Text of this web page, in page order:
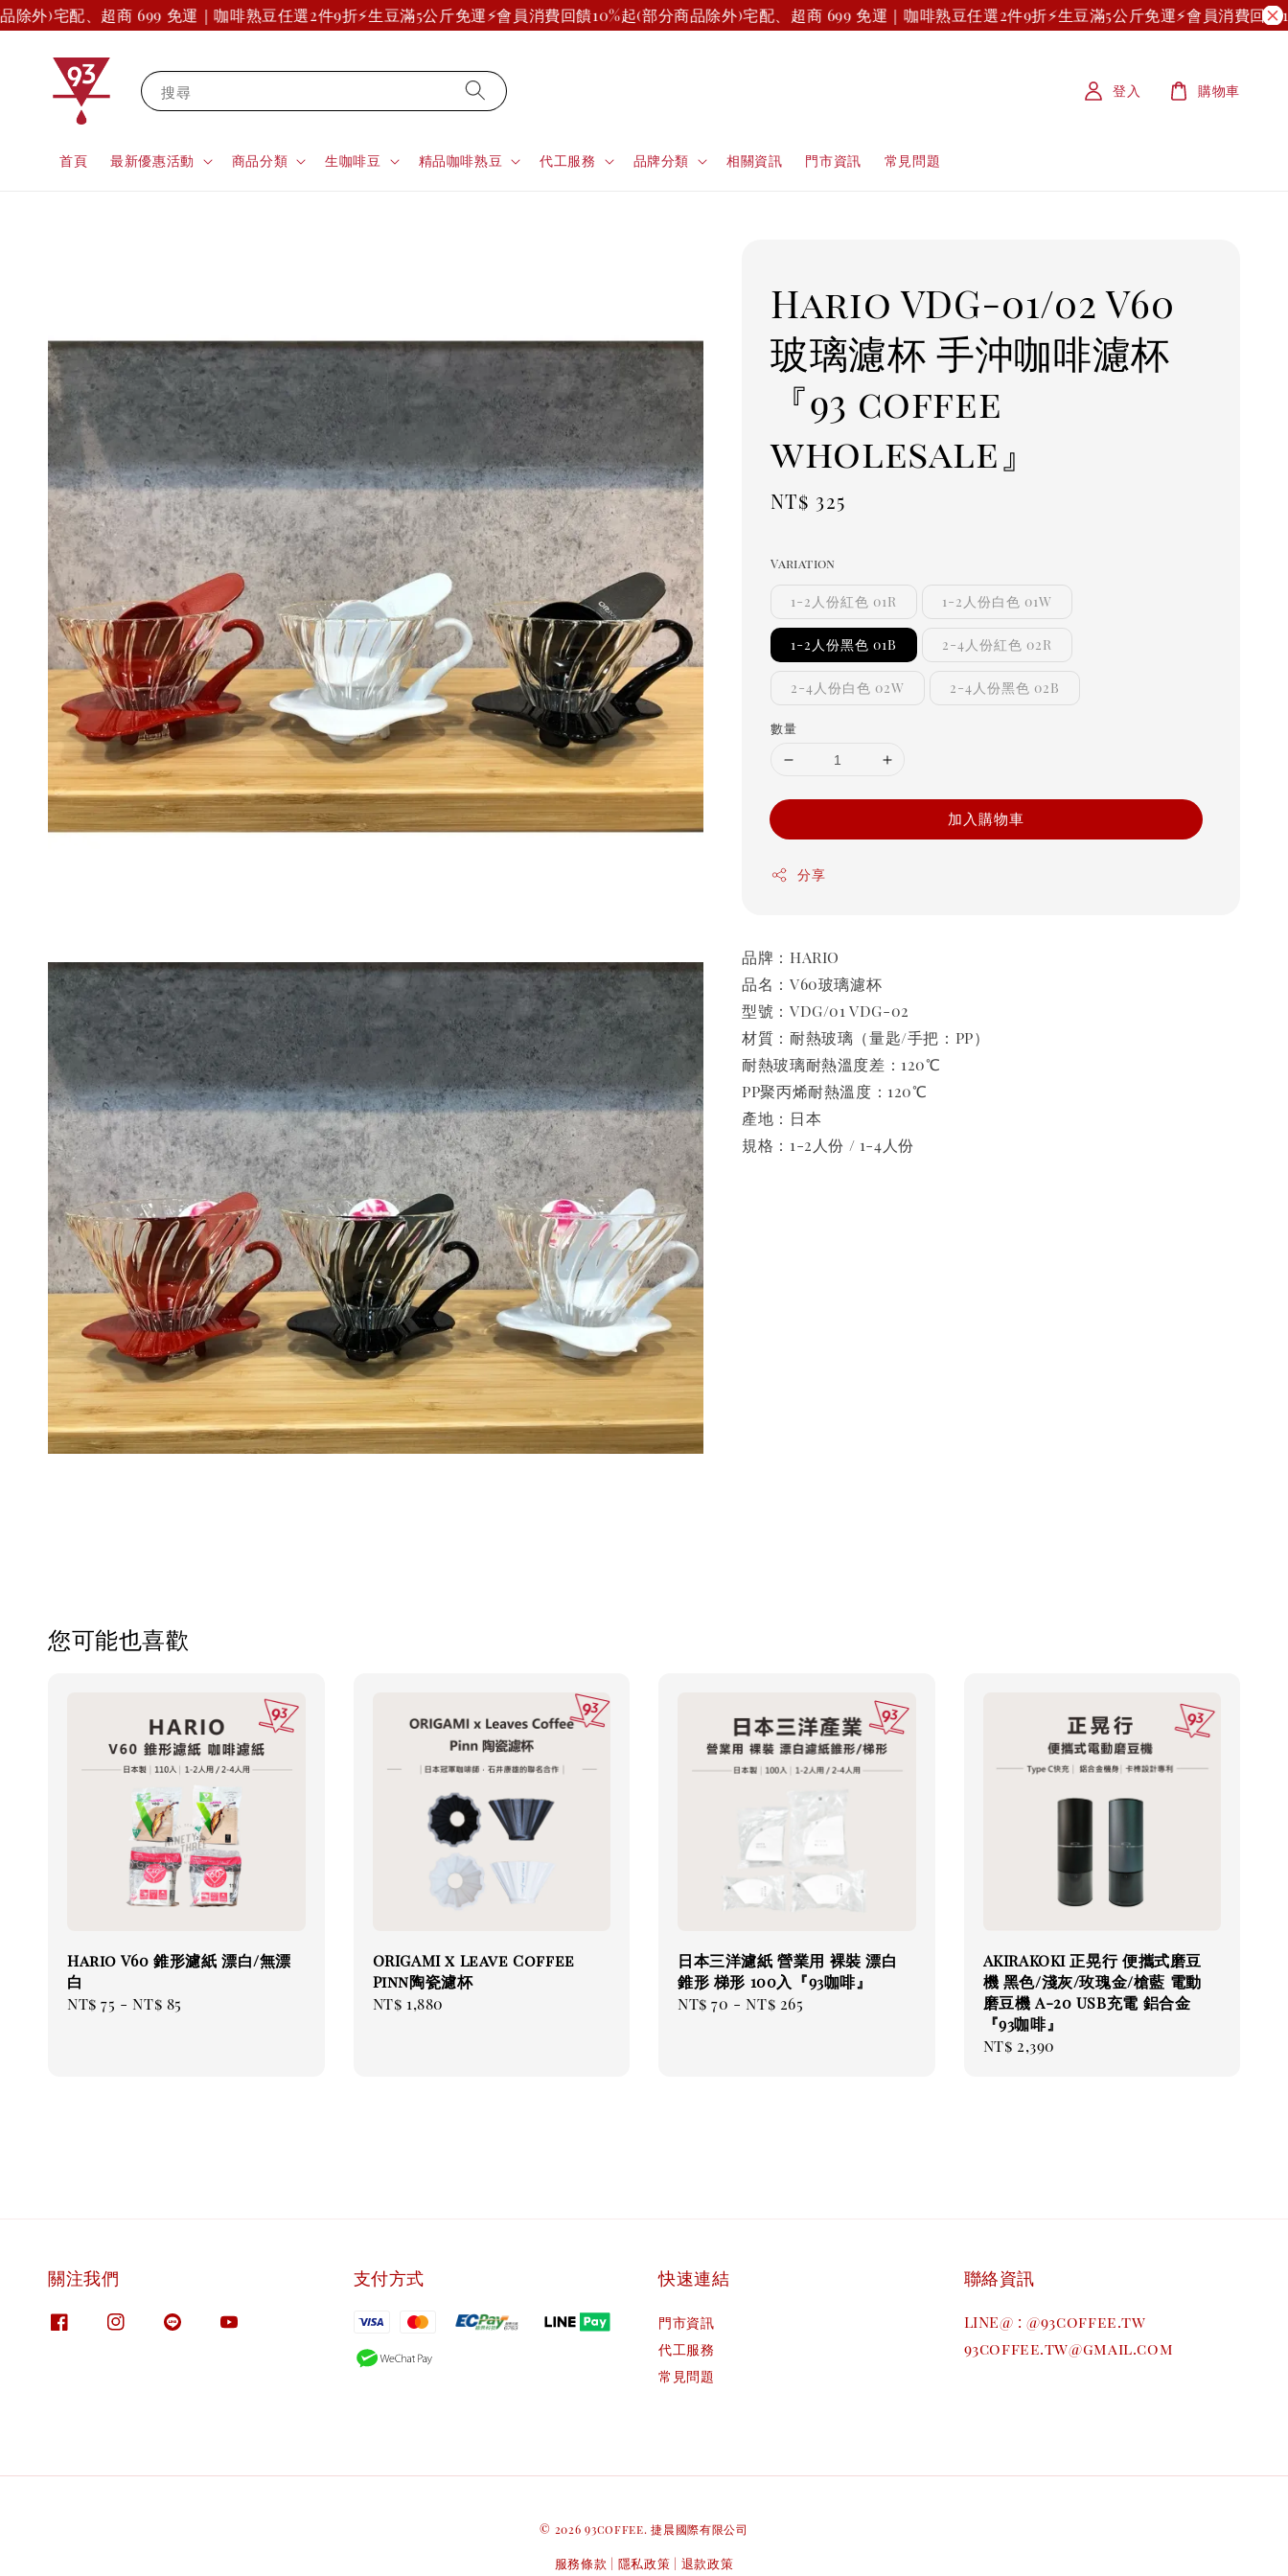
外)宅配、超商 699 免運｜咖啡熟豆任選2件9折⚡生豆滿5公斤免運⚡會員消費回饋10%起(部分商品除外)宅配、超商 699 免運｜咖啡熟豆任選2件9折⚡生豆滿5公斤免運⚡會員消費回饋
搜尋
首頁 最新優惠活動 商品分類 生咖啡豆 精品咖啡熟豆 代工服務 品牌分類 相關資訊 門市資訊 常見問題
登入 購物車
Hario VDG-01/02 V60
玻璃濾杯 手沖咖啡濾杯
『93 coffee
wholesale』
Regular
NT$ 325
Variation
1-2人份紅色 01R 1-2人份白色 01W
1-2人份黑色 01B 2-4人份紅色 02R
2-4人份白色 02W 2-4人份黑色 02B
數量
加入購物車
分享
品牌：HARIO
品名：V60玻璃濾杯
型號：VDG/01 VDG-02
材質：耐熱玻璃（量匙/手把：PP）
耐熱玻璃耐熱溫度差：120℃
PP聚丙烯耐熱溫度：120℃
產地：日本
規格：1-2人份 / 1-4人份
您可能也喜歡
Hario V60 錐形濾紙 漂白/無漂
白
Regular
NT$ 75 -NT$ 85
ORIGAMI x Leave Coffee
Pinn陶瓷濾杯
Regular
NT$ 1,880
日本三洋濾紙 營業用 裸裝 漂白
錐形 梯形 100入『93咖啡』
Regular
NT$ 70 -NT$ 265
AKIRAKOKI 正晃行 便攜式磨豆
機 黑色/淺灰/玫瑰金/槍藍 電動
磨豆機 A-20 USB充電 鋁合金
『93咖啡』
Regular
NT$ 2,390
關注我們 支付方式 快速連結
門市資訊
代工服務
常見問題
聯絡資訊
LINE@ : @93coffee.tw
93coffee.tw@gmail.com
© 2026 93coffee. 捷晨國際有限公司
服務條款 隱私政策 退款政策